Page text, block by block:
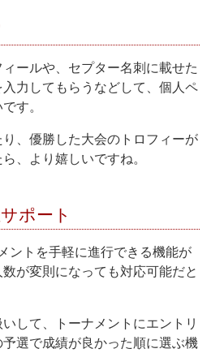
ールや、セプター名刺に載せた
力してもらうなどして、個人ペ
す。
、優勝した大会のトロフィーが
、より嬉しいですね。
ポート
ントを手軽に進行できる機能が
が変則になっても対応可能だと
して、トーナメントにエントリ
選で成績が良かった順に選ぶ機